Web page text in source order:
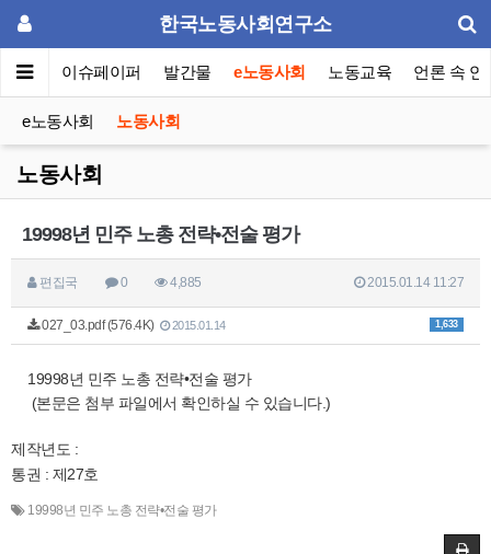
한국노동사회연구소
포럼 이슈페이퍼 발간물 e노동사회 노동교육 언론 속 연
e노동사회 노동사회
노동사회
19998년 민주 노총 전략•전술 평가
편집국 0 4,885 2015.01.14 11:27
1,633
027_03.pdf (576.4K) 2015.01.14
19998년 민주 노총 전략•전술 평가
(본문은 첨부 파일에서 확인하실 수 있습니다.)
제작년도 :
통권 : 제27호
19998년 민주 노총 전략•전술 평가